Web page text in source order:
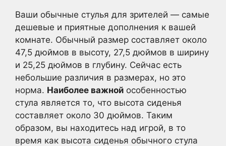
Ваши обычные стулья для зрителей — самые
дешевые и приятные дополнения к вашей
комнате. Обычный размер составляет около
47,5 дюймов в высоту, 27,5 дюймов в ширину
и 25,25 дюймов в глубину. Сейчас есть
небольшие различия в размерах, но это
норма. Наиболее важной особенностью
стула является то, что высота сиденья
составляет около 30 дюймов. Таким
образом, вы находитесь над игрой, в то
время как высота сиденья обычного стула